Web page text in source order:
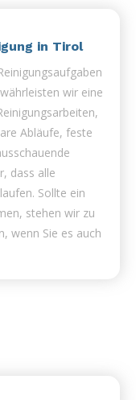
in Tirol
wir eine
Abläufe, feste
dass alle
Sollte ein
stehen wir zu
wenn Sie es auch